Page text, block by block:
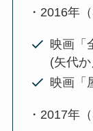
・2016年
映画「
(矢代
映画「
・2017年